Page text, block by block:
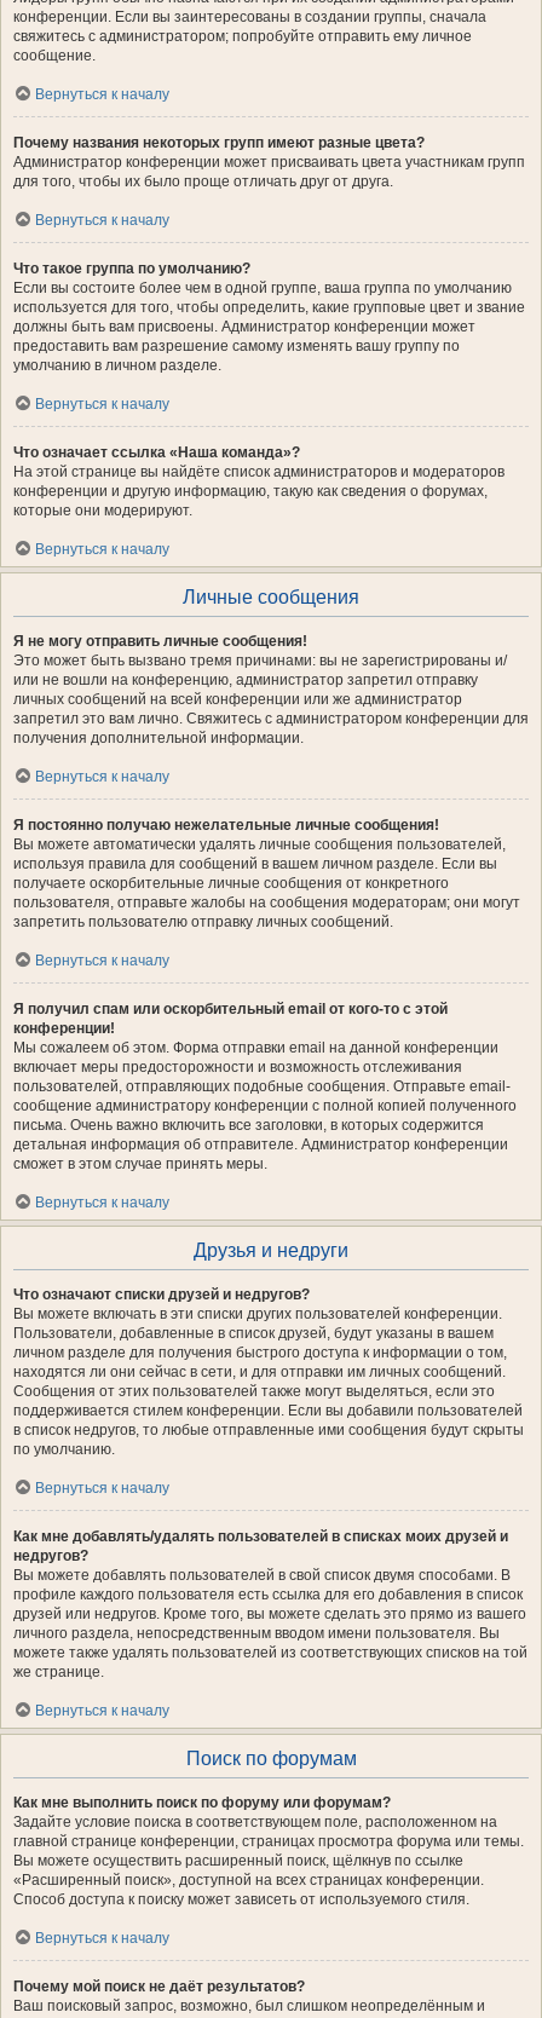
конференции. Если вы заинтересованы в создании группы, сначала
свяжитесь с администратором; попробуйте отправить ему личное
сообщение.
Вернуться к началу
Почему названия некоторых групп имеют разные цвета?
Администратор конференции может присваивать цвета участникам групп
для того, чтобы их было проще отличать друг от друга.
Вернуться к началу
Что такое группа по умолчанию?
Если вы состоите более чем в одной группе, ваша группа по умолчанию
используется для того, чтобы определить, какие групповые цвет и звание
должны быть вам присвоены. Администратор конференции может
предоставить вам разрешение самому изменять вашу группу по
умолчанию в личном разделе.
Вернуться к началу
Что означает ссылка «Наша команда»?
На этой странице вы найдёте список администраторов и модераторов
конференции и другую информацию, такую как сведения о форумах,
которые они модерируют.
Вернуться к началу
Личные сообщения
Я не могу отправить личные сообщения!
Это может быть вызвано тремя причинами: вы не зарегистрированы и/
или не вошли на конференцию, администратор запретил отправку
личных сообщений на всей конференции или же администратор
запретил это вам лично. Свяжитесь с администратором конференции для
получения дополнительной информации.
Вернуться к началу
Я постоянно получаю нежелательные личные сообщения!
Вы можете автоматически удалять личные сообщения пользователей,
используя правила для сообщений в вашем личном разделе. Если вы
получаете оскорбительные личные сообщения от конкретного
пользователя, отправьте жалобы на сообщения модераторам; они могут
запретить пользователю отправку личных сообщений.
Вернуться к началу
Я получил спам или оскорбительный email от кого-то с этой
конференции!
Мы сожалеем об этом. Форма отправки email на данной конференции
включает меры предосторожности и возможность отслеживания
пользователей, отправляющих подобные сообщения. Отправьте email-
сообщение администратору конференции с полной копией полученного
письма. Очень важно включить все заголовки, в которых содержится
детальная информация об отправителе. Администратор конференции
сможет в этом случае принять меры.
Вернуться к началу
Друзья и недруги
Что означают списки друзей и недругов?
Вы можете включать в эти списки других пользователей конференции.
Пользователи, добавленные в список друзей, будут указаны в вашем
личном разделе для получения быстрого доступа к информации о том,
находятся ли они сейчас в сети, и для отправки им личных сообщений.
Сообщения от этих пользователей также могут выделяться, если это
поддерживается стилем конференции. Если вы добавили пользователей
в список недругов, то любые отправленные ими сообщения будут скрыты
по умолчанию.
Вернуться к началу
Как мне добавлять/удалять пользователей в списках моих друзей и
недругов?
Вы можете добавлять пользователей в свой список двумя способами. В
профиле каждого пользователя есть ссылка для его добавления в список
друзей или недругов. Кроме того, вы можете сделать это прямо из вашего
личного раздела, непосредственным вводом имени пользователя. Вы
можете также удалять пользователей из соответствующих списков на той
же странице.
Вернуться к началу
Поиск по форумам
Как мне выполнить поиск по форуму или форумам?
Задайте условие поиска в соответствующем поле, расположенном на
главной странице конференции, страницах просмотра форума или темы.
Вы можете осуществить расширенный поиск, щёлкнув по ссылке
«Расширенный поиск», доступной на всех страницах конференции.
Способ доступа к поиску может зависеть от используемого стиля.
Вернуться к началу
Почему мой поиск не даёт результатов?
Ваш поисковый запрос, возможно, был слишком неопределённым и